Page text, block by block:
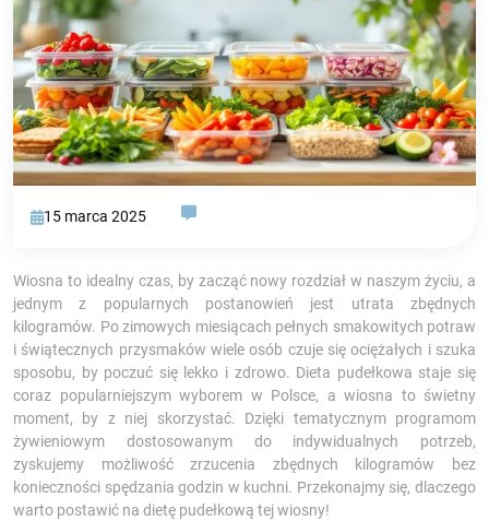
15 marca 2025
Wiosna to idealny czas, by zacząć nowy rozdział w naszym życiu, a
jednym z popularnych postanowień jest utrata zbędnych
kilogramów. Po zimowych miesiącach pełnych smakowitych potraw
i świątecznych przysmaków wiele osób czuje się ociężałych i szuka
sposobu, by poczuć się lekko i zdrowo. Dieta pudełkowa staje się
coraz popularniejszym wyborem w Polsce, a wiosna to świetny
moment, by z niej skorzystać. Dzięki tematycznym programom
żywieniowym dostosowanym do indywidualnych potrzeb,
zyskujemy możliwość zrzucenia zbędnych kilogramów bez
konieczności spędzania godzin w kuchni. Przekonajmy się, dlaczego
warto postawić na dietę pudełkową tej wiosny!